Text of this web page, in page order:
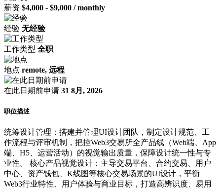
薪资 $4,000 - $9,000 / monthly
经验 无经验
工作类型 全职
地点 remote, 远程
在此日期前申请 31 8月, 2026
职位描述
统筹设计管理：搭建并管理UI设计团队，制定设计规范、工
作流程与评审机制，把控Web3交易所全产品线（Web端、App
端、H5、运营活动）的视觉输出质量，保障设计统一性与专
业性。 核心产品视觉设计：主导交易平台、合约交易、用户
中心、资产钱包、K线图等核心交易场景的UI设计，平衡
Web3行业特性、用户体验与商业目标，打造高辨识度、易用